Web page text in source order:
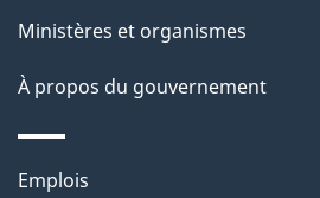
p
a
Ministères et organismes
À propos du gouvernement
Thèmes
Emplois